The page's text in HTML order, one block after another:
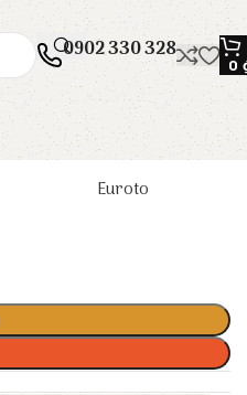
0902 330 328
0
Euroto